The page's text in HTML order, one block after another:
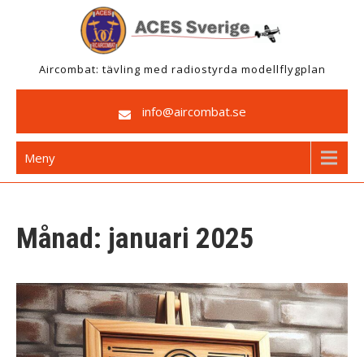
Aircombat: tävling med radiostyrda modellflygplan
info@aircombat.se
Meny
Månad: januari 2025